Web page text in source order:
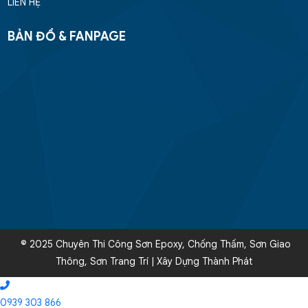
BẢN ĐỒ & FANPAGE
© 2025 Chuyên Thi Công Sơn Epoxy, Chống Thấm, Sơn Giao
Thông, Sơn Trang Trí | Xây Dựng Thành Phát
0939 303 866